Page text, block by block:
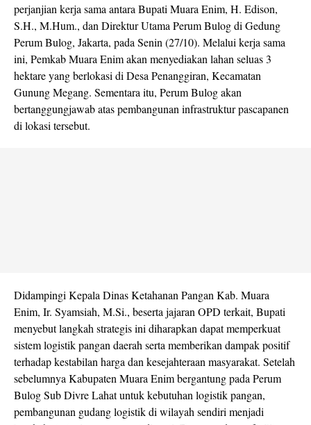
perjanjian kerja sama antara Bupati Muara Enim, H. Edison,
S.H., M.Hum., dan Direktur Utama Perum Bulog di Gedung
Perum Bulog, Jakarta, pada Senin (27/10). Melalui kerja sama
ini, Pemkab Muara Enim akan menyediakan lahan seluas 3
hektare yang berlokasi di Desa Penanggiran, Kecamatan
Gunung Megang. Sementara itu, Perum Bulog akan
bertanggungjawab atas pembangunan infrastruktur pascapanen
di lokasi tersebut.
Didampingi Kepala Dinas Ketahanan Pangan Kab. Muara
Enim, Ir. Syamsiah, M.Si., beserta jajaran OPD terkait, Bupati
menyebut langkah strategis ini diharapkan dapat memperkuat
sistem logistik pangan daerah serta memberikan dampak positif
terhadap kestabilan harga dan kesejahteraan masyarakat. Setelah
sebelumnya Kabupaten Muara Enim bergantung pada Perum
Bulog Sub Divre Lahat untuk kebutuhan logistik pangan,
pembangunan gudang logistik di wilayah sendiri menjadi